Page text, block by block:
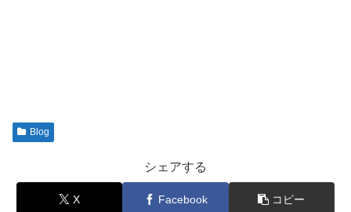
Blog
シェアする
X Facebook コピー